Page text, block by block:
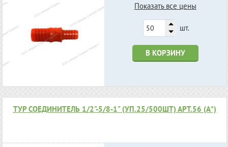
Показать все цены
шт.
В КОРЗИНУ
ТУР СОЕДИНИТЕЛЬ 1/2"-5/8-1" (УП.25/500ШТ) АРТ.56 (А*)